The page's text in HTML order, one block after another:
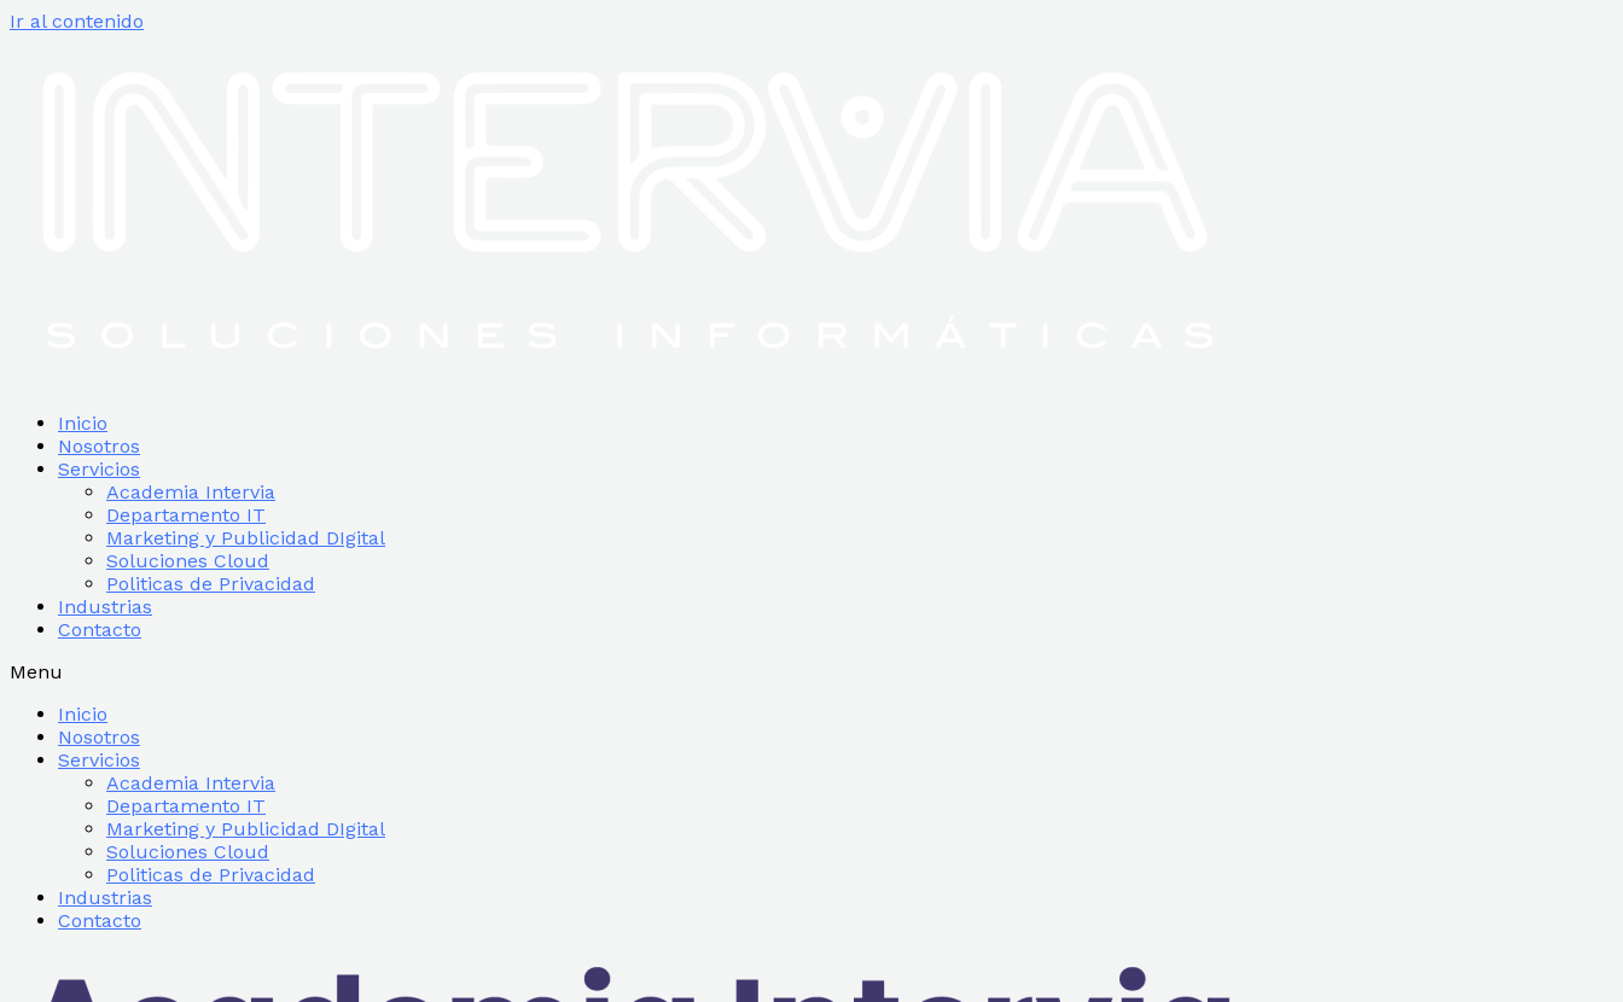
Ir al contenido
Inicio
Nosotros
Servicios
Academia Intervia
Departamento IT
Marketing y Publicidad DIgital
Soluciones Cloud
Politicas de Privacidad
Industrias
Contacto
Menu
Inicio
Nosotros
Servicios
Academia Intervia
Departamento IT
Marketing y Publicidad DIgital
Soluciones Cloud
Politicas de Privacidad
Industrias
Contacto